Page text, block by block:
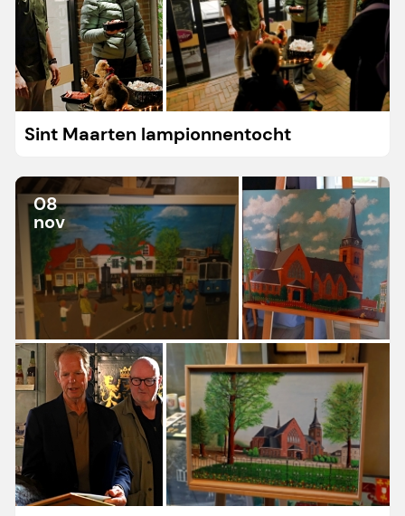
Sint Maarten lampionnentocht
08
nov